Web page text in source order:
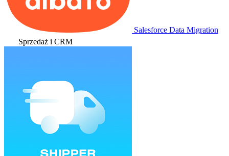
Salesforce Data Migration
Sprzedaż i CRM